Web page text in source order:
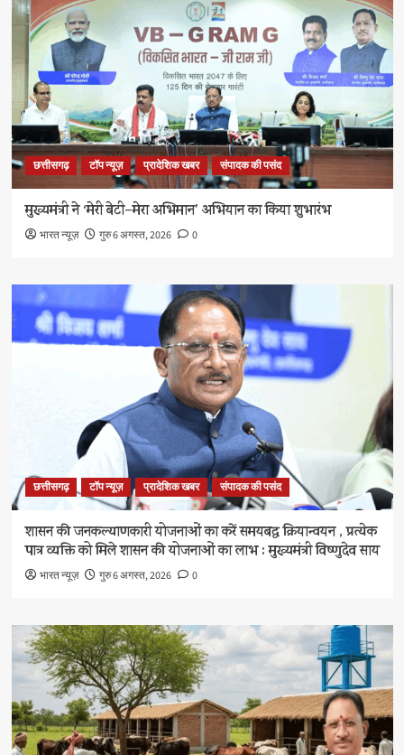
छत्तीसगढ़ टॉप न्यूज़ प्रादेशिक खबर संपादक की पसंद
मुख्यमंत्री ने ‘मेरी बेटी–मेरा अभिमान’ अभियान का किया शुभारंभ
भारत न्यूज़ गुरु 6 अगस्त, 2026 0
छत्तीसगढ़ टॉप न्यूज़ प्रादेशिक खबर संपादक की पसंद
शासन की जनकल्याणकारी योजनाओं का करें समयबद्ध क्रियान्वयन , प्रत्येक
पात्र व्यक्ति को मिले शासन की योजनाओं का लाभ : मुख्यमंत्री विष्णुदेव साय
भारत न्यूज़ गुरु 6 अगस्त, 2026 0